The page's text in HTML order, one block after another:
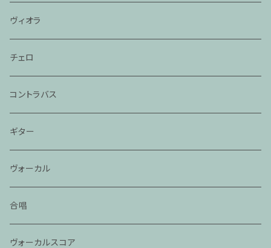
ヴィオラ
チェロ
コントラバス
ギター
ヴォーカル
合唱
ヴォーカルスコア